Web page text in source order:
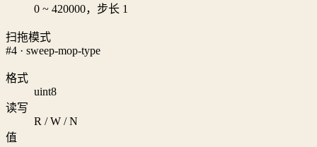
0 ~ 420000，步长 1
扫拖模式
#4 · sweep-mop-type
格式
uint8
读写
R / W / N
值